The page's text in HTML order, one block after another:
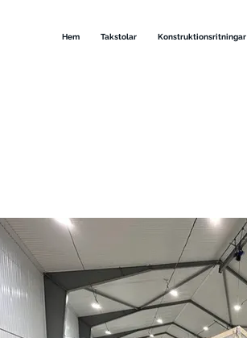
Hem Takstolar Konstruktionsritningar